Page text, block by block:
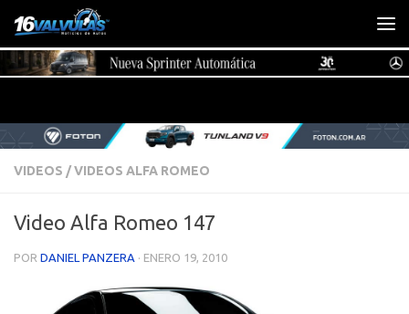
Saltar al contenido
VIDEOS /VIDEOS ALFA ROMEO
Video Alfa Romeo 147
POR DANIEL PANZERA · ENERO 19, 2010